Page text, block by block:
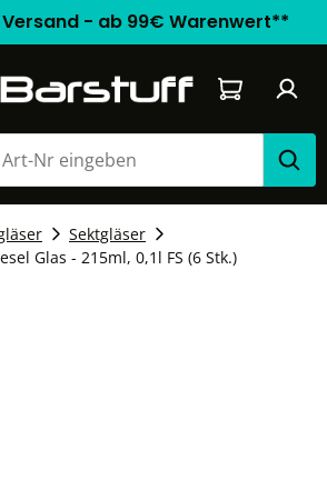
- ab 99€ Warenwert**
Warenkorb
Sektgläser
Glas - 215ml, 0,1l FS (6 Stk.)